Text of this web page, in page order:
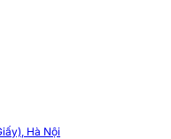
Hà Nội